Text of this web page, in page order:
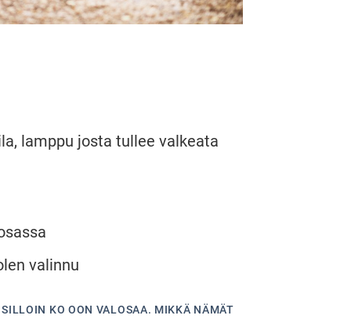
lamppu josta tullee valkeata
valinnu
KO OON VALOSAA. MIKKÄ NÄMÄT